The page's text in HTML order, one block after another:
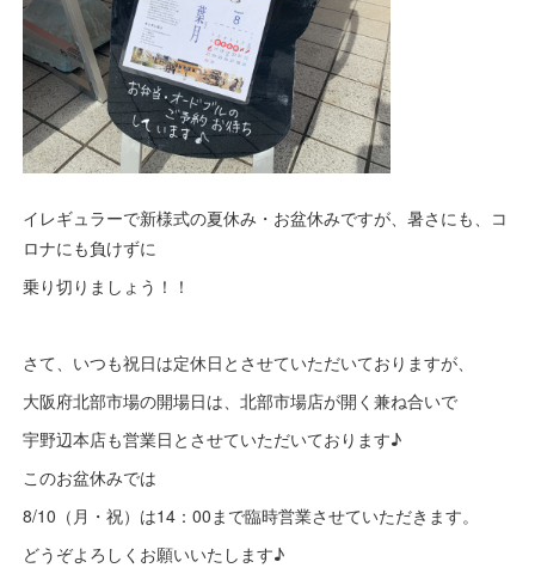
イレギュラーで新様式の夏休み・お盆休みですが、暑さにも、コ
ロナにも負けずに
乗り切りましょう！！
さて、いつも祝日は定休日とさせていただいておりますが、
大阪府北部市場の開場日は、北部市場店が開く兼ね合いで
宇野辺本店も営業日とさせていただいております♪
このお盆休みでは
8/10（月・祝）は14：00まで臨時営業させていただきます。
どうぞよろしくお願いいたします♪